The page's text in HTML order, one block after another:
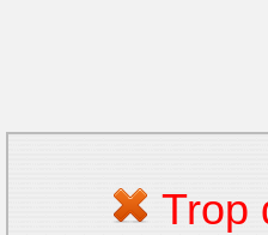
Trop